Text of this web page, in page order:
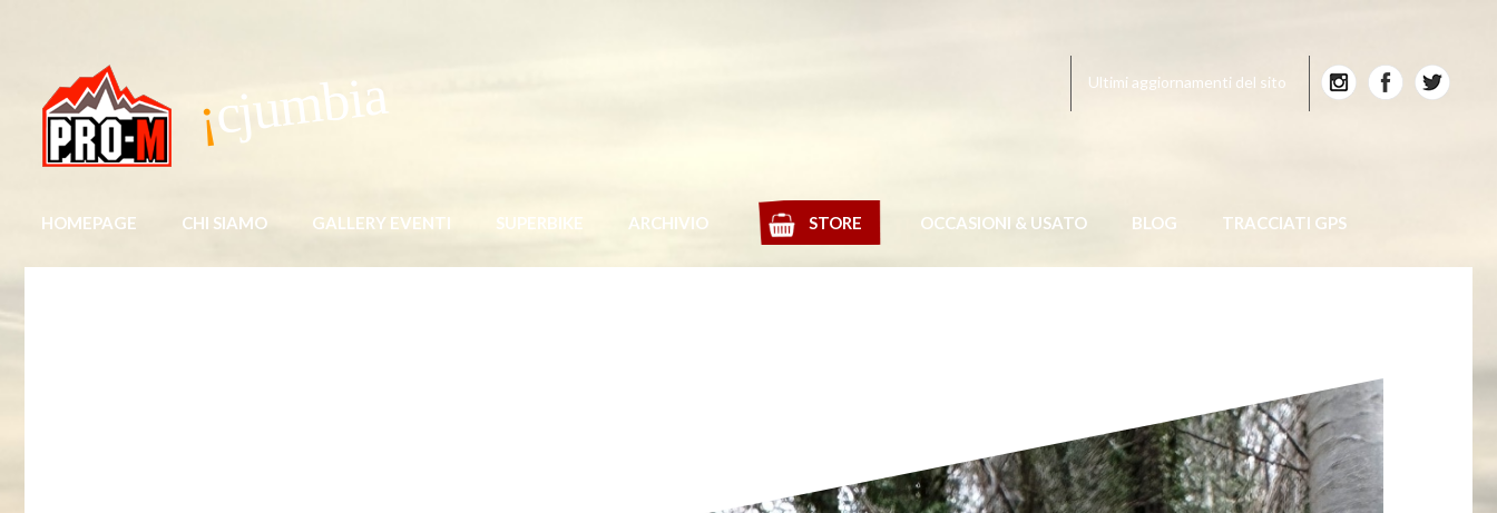
cjumbia Ultimi aggiornamenti del sito
HOMEPAGE CHI SIAMO GALLERY EVENTI SUPERBIKE ARCHIVIO STORE OCCASIONI & USATO BLOG TRACCIATI GPS